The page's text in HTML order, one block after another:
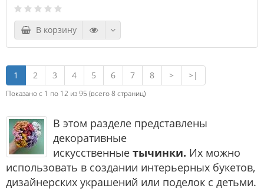
В корзину
1 2 3 4 5 6 7 8 > >|
Показано с 1 по 12 из 95 (всего 8 страниц)
В этом разделе представлены
декоративные
искусственные тычинки. Их можно
использовать в создании интерьерных букетов,
дизайнерских украшений или поделок с детьми.